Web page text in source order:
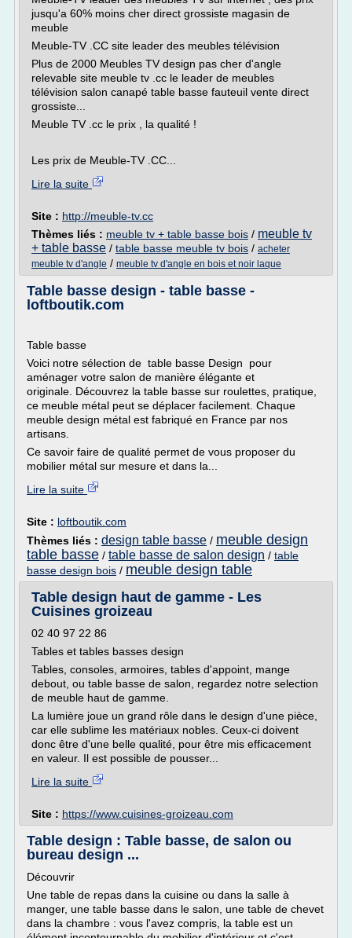
jusqu'a 60% moins cher direct grossiste magasin de
meuble
Meuble-TV .CC site leader des meubles télévision
Plus de 2000 Meubles TV design pas cher d'angle
relevable site meuble tv .cc le leader de meubles
télévision salon canapé table basse fauteuil vente direct
grossiste...
Meuble TV .cc le prix , la qualité !
Les prix de Meuble-TV .CC...
Lire la suite
Site : http://meuble-tv.cc
Thèmes liés : meuble tv + table basse bois / meuble tv
+ table basse / table basse meuble tv bois / acheter
meuble tv d'angle / meuble tv d'angle en bois et noir laque
Table basse design - table basse -
loftboutik.com
Table basse
Voici notre sélection de table basse Design pour
aménager votre salon de manière élégante et
originale. Découvrez la table basse sur roulettes, pratique,
ce meuble métal peut se déplacer facilement. Chaque
meuble design métal est fabriqué en France par nos
artisans.
Ce savoir faire de qualité permet de vous proposer du
mobilier métal sur mesure et dans la...
Lire la suite
Site : loftboutik.com
Thèmes liés : design table basse / meuble design
table basse / table basse de salon design / table
basse design bois / meuble design table
Table design haut de gamme - Les
Cuisines groizeau
02 40 97 22 86
Tables et tables basses design
Tables, consoles, armoires, tables d'appoint, mange
debout, ou table basse de salon, regardez notre selection
de meuble haut de gamme.
La lumière joue un grand rôle dans le design d'une pièce,
car elle sublime les matériaux nobles. Ceux-ci doivent
donc être d'une belle qualité, pour être mis efficacement
en valeur. Il est possible de pousser...
Lire la suite
Site : https://www.cuisines-groizeau.com
Table design : Table basse, de salon ou
bureau design ...
Découvrir
Une table de repas dans la cuisine ou dans la salle à
manger, une table basse dans le salon, une table de chevet
dans la chambre : vous l'avez compris, la table est un